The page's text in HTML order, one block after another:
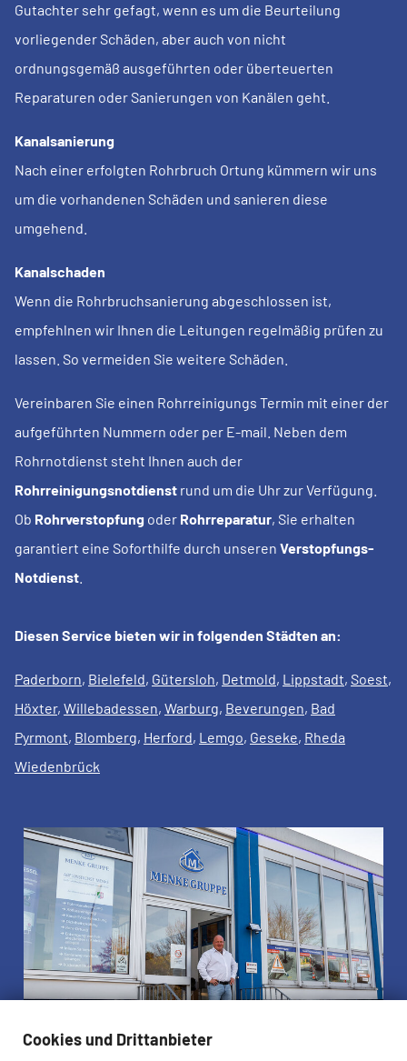
Cookies und Drittanbieter
Gutachter sehr gefagt, wenn es um die Beurteilung
vorliegender Schäden, aber auch von nicht
ordnungsgemäß ausgeführten oder überteuerten
Reparaturen oder Sanierungen von Kanälen geht.
Kanalsanierung
Nach einer erfolgten Rohrbruch Ortung kümmern wir uns
um die vorhandenen Schäden und sanieren diese
umgehend.
Kanalschaden
Wenn die Rohrbruchsanierung abgeschlossen ist,
empfehlnen wir Ihnen die Leitungen regelmäßig prüfen zu
lassen. So vermeiden Sie weitere Schäden.
Vereinbaren Sie einen Rohrreinigungs Termin mit einer der
aufgeführten Nummern oder per E-mail. Neben dem
Rohrnotdienst steht Ihnen auch der
Rohrreinigungsnotdienst rund um die Uhr zur Verfügung.
Ob Rohrverstopfung oder Rohrreparatur, Sie erhalten
garantiert eine Soforthilfe durch unseren Verstopfungs-
Notdienst
Diesen Service bieten wir in folgenden Städten an:
Paderborn, Bielefeld, Gütersloh, Detmold, Lippstadt, Soest,
Höxter, Willebadessen, Warburg, Beverungen, Bad
Pyrmont, Blomberg, Herford, Lemgo, Geseke, Rheda
Wiedenbrück